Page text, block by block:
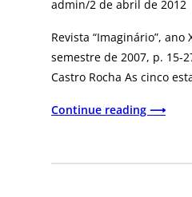
admin/2 de abril de 2012
Revista “Imaginário”, ano
semestre de 2007, p. 15-
Castro Rocha As cinco
Continue reading ⟶